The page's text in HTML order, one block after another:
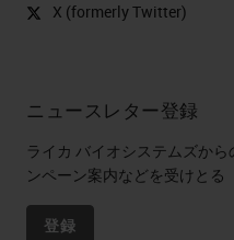
X (formerly Twitter)
ニュースレター登録
ライカ バイオシステムズか
ンペーン案内などを受けとる
登録